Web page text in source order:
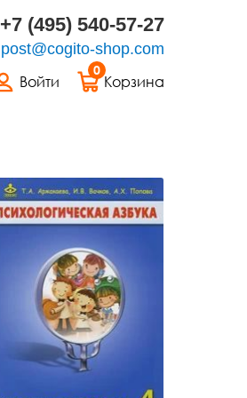
+7 (495) 540-57-27
post@cogito-shop.com
Войти
0
Корзина